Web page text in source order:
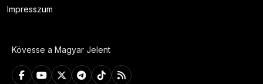
Impresszum
Kövesse a Magyar Jelent